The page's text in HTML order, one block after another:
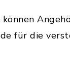
für die